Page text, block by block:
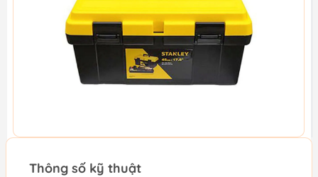
Thông số kỹ thuật